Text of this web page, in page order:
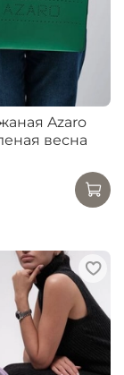
Azaro
весна